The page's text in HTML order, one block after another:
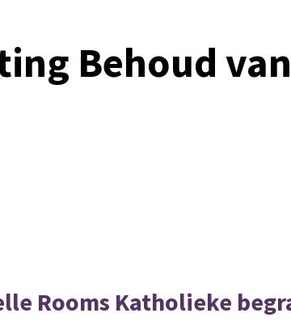
Behoud
Rooms Katholieke